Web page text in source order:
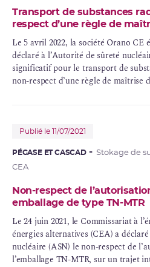
Transport de substances
respect d’une règle de
Le 5 avril 2022, la société Orano CE
déclaré à l’Autorité de sûreté
significatif pour le transport de
non-respect d’une règle de maîtrise
Publié le 11/07/2021
PÉGASE ET CASCAD
Stokage de
CEA
Non-respect de
emballage de type TN-MTR
Le 24 juin 2021, le Commissariat à
énergies alternatives (CEA) a
nucléaire (ASN) le non-respect de
l’emballage TN-MTR, sur un trajet